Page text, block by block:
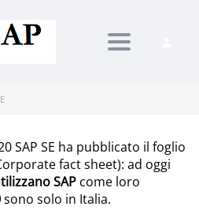
Toggle
SAP SE ha pubblicato il foglio
fact sheet): ad oggi
SAP come loro
sono solo in Italia.